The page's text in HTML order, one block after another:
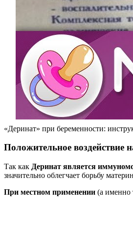
«Деринат» при беременности:
Положительное воздействие
Так как Деринат является
значительно облегчает борьбу
При местном применении (а именно